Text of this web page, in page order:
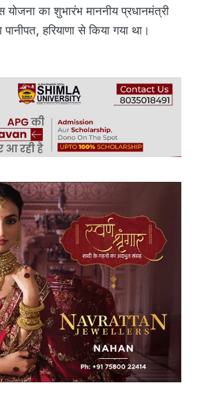
का शुभारंभ माननीय प्रधानमंत्री
पानीपत, हरियाणा से किया गया था।